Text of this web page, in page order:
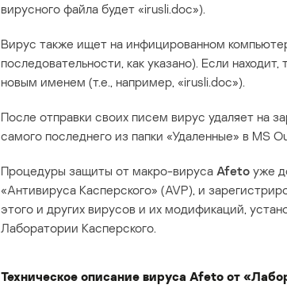
вирусного файла будет «irusli.doc»).
Вирус также ищет на инфицированном
последовательности, как указано). Если
новым именем (т.е., например, «irusli.doc»).
После отправки своих писем вирус удаляет на
самого последнего из папки «Удаленные» в MS
Процедуры защиты от макро-вируса Afeto уже
«Антивируса Касперского» (AVP), и
этого и других вирусов и их модификаций,
Лаборатории Касперского.
Техническое описание вируса Afeto от